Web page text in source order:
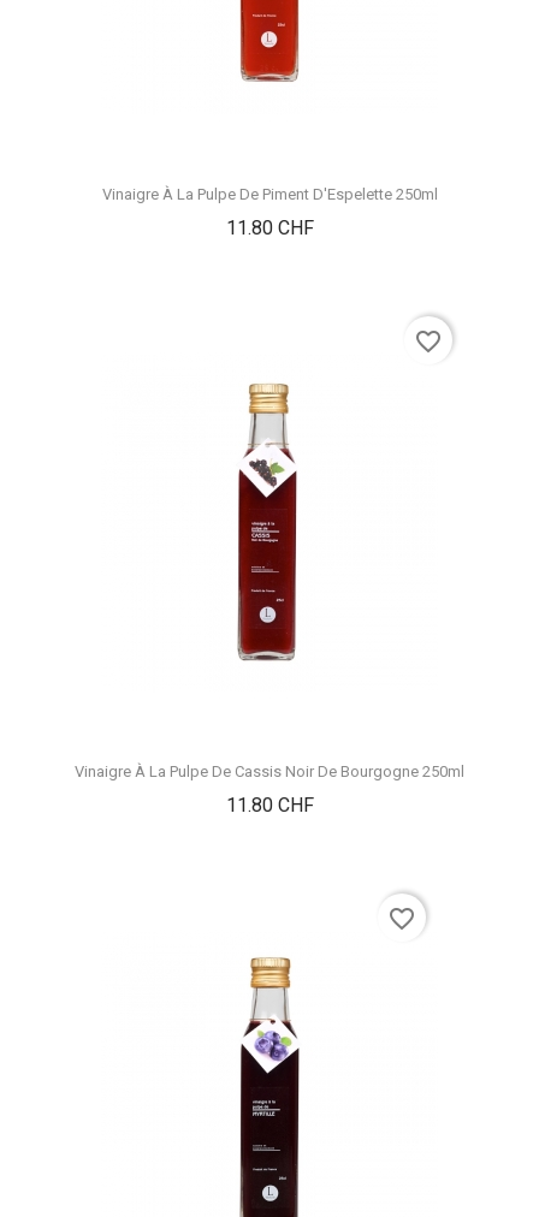
Vinaigre À La Pulpe De Piment D'Espelette 250ml
11.80 CHFPrix
Vinaigre À La Pulpe De Cassis Noir De Bourgogne 250ml
11.80 CHFPrix
favorite_border
favorite_border